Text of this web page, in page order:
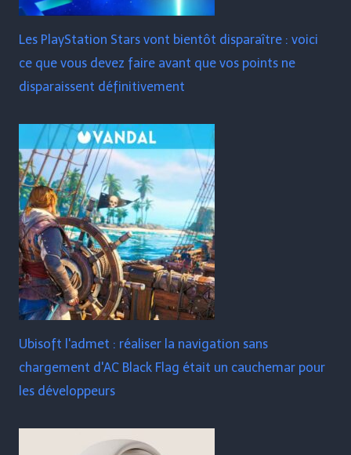
Les PlayStation Stars vont bientôt disparaître : voici
ce que vous devez faire avant que vos points ne
disparaissent définitivement
Ubisoft l'admet : réaliser la navigation sans
chargement d'AC Black Flag était un cauchemar pour
les développeurs